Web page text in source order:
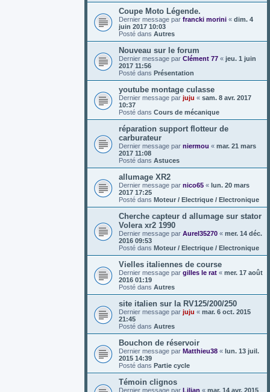
Coupe Moto Légende.
Dernier message par francki morini « dim. 4
juin 2017 10:03
Posté dans Autres
Nouveau sur le forum
Dernier message par Clément 77 « jeu. 1 juin
2017 11:56
Posté dans Présentation
youtube montage culasse
Dernier message par juju « sam. 8 avr. 2017
10:37
Posté dans Cours de mécanique
réparation support flotteur de
carburateur
Dernier message par niermou « mar. 21 mars
2017 11:08
Posté dans Astuces
allumage XR2
Dernier message par nico65 « lun. 20 mars
2017 17:25
Posté dans Moteur / Electrique / Electronique
Cherche capteur d allumage sur stator
Volera xr2 1990
Dernier message par Aurel35270 « mer. 14 déc.
2016 09:53
Posté dans Moteur / Electrique / Electronique
Vielles italiennes de course
Dernier message par gilles le rat « mer. 17 août
2016 01:19
Posté dans Autres
site italien sur la RV125/200/250
Dernier message par juju « mar. 6 oct. 2015
21:45
Posté dans Autres
Bouchon de réservoir
Dernier message par Matthieu38 « lun. 13 juil.
2015 14:39
Posté dans Partie cycle
Témoin clignos
Dernier message par Lilian « mar. 14 avr. 2015